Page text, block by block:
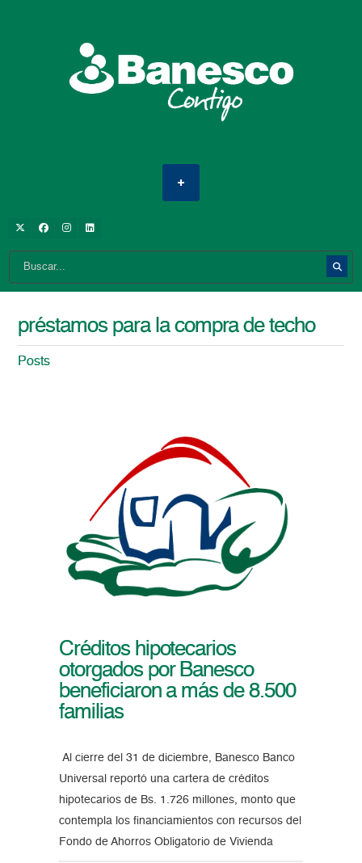
préstamos para la compra de techo
Posts
Créditos hipotecarios
otorgados por Banesco
beneficiaron a más de 8.500
familias
Al cierre del 31 de diciembre, Banesco Banco
Universal reportó una cartera de créditos
hipotecarios de Bs. 1.726 millones, monto que
contempla los financiamientos con recursos del
Fondo de Ahorros Obligatorio de Vivienda